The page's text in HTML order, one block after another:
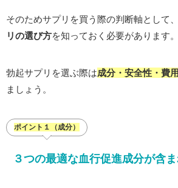
そのためサプリを買う際の判断軸として、
リの選び方を知っておく必要があります。
勃起サプリを選ぶ際は成分・安全性・費
ましょう。
ポイント１（成分）
３つの最適な血行促進成分が含